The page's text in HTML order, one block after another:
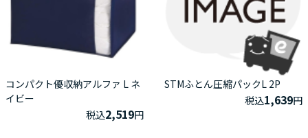
コンパクト優収納アルファ L ネ
イビー
税込2,519円
STMふとん圧縮パックL 2P
税込1,639円